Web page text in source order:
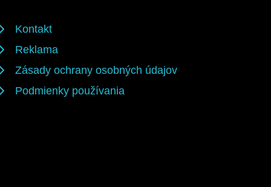
Kontakt
Reklama
Zásady ochrany osobných údajov
Podmienky používania